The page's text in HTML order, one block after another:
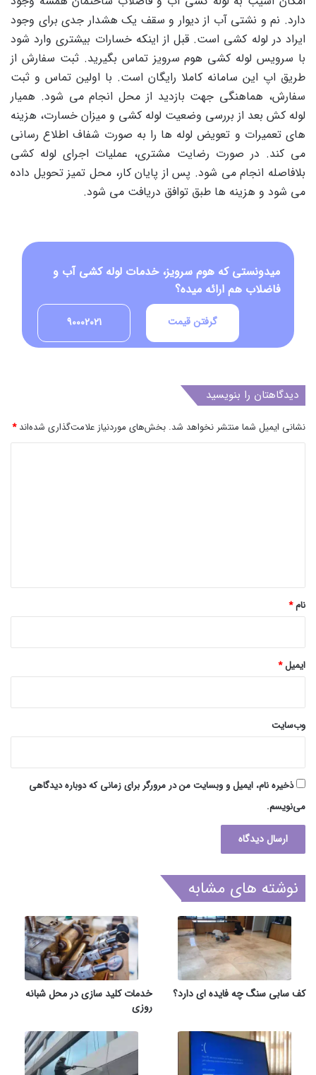
دارد. نم و نشتی آب از دیوار و سقف یک هشدار جدی برای وجود
ایراد در لوله کشی است. قبل از اینکه خسارات بیشتری وارد شود
با سرویس لوله کشی هوم سرویز تماس بگیرید. ثبت سفارش از
طریق اپ این سامانه کاملا رایگان است. با اولین تماس و ثبت
سفارش، هماهنگی جهت بازدید از محل انجام می شود. همیار
لوله کش بعد از بررسی وضعیت لوله کشی و میزان خسارت، هزینه
های تعمیرات و تعویض لوله ها را به صورت شفاف اطلاع رسانی
می کند. در صورت رضایت مشتری، عملیات اجرای لوله کشی
بلافاصله انجام می شود. پس از پایان کار، محل تمیز تحویل داده
می شود و هزینه ها طبق توافق دریافت می شود.
میدونستی که هوم سرویز، خدمات لوله کشی آب و
فاضلاب هم ارائه میده؟
90002021 گرفتن قیمت
دیدگاهتان را بنویسید
نشانی ایمیل شما منتشر نخواهد شد. بخش‌های موردنیاز علامت‌گذاری شده‌اند*
نام*
ایمیل*
وب‌سایت
ذخیره نام، ایمیل و وبسایت من در مرورگر برای زمانی که دوباره دیدگاهی
می‌نویسم.
نوشته های مشابه
کف سابی سنگ چه فایده ای دارد؟
خدمات کلید سازی در محل شبانه
روزی